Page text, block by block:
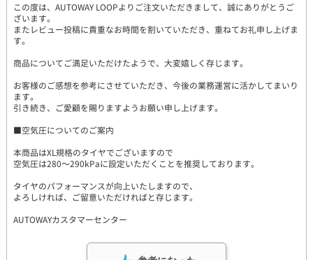
この度は、AUTOWAY LOOPよりご注文いただきまして、誠にありがとうご
ざいます。
またレビュー投稿に貴重なお時間を割いていただき、重ねてお礼申し上げま
す。
商品についてご満足いただけたようで、大変嬉しく存じます。
お客様のご感想を参考にさせていただき、今後の業務運営に活かしてまいり
ます。
引き続き、ご愛顧を賜りますようお願い申し上げます。
■空気圧についてのご案内
本商品はXL規格のタイヤでございますので
空気圧は280～290kPaに設定いただくことを推奨しております。
タイヤのパフォーマンスが向上いたしますので、
よろしければ、ご留意いただければと存じます。
AUTOWAYカスタマーセンター